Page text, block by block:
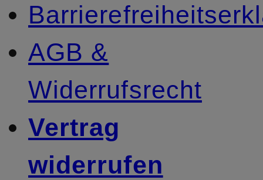
AGB &
Widerrufsrecht
Vertrag
widerrufen